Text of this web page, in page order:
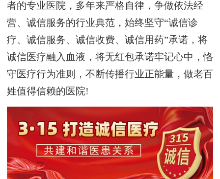
者的专业医院，多年来严格自律，争做依法经
营、诚信服务的行业典范，始终坚守“诚信诊
疗、诚信服务、诚信收费、诚信用药”承诺，将
诚信医疗融入血液，将无红包承诺牢记心中，恪
守医疗行为准则，不断传播行业正能量，做老百
姓值得信赖的医院!